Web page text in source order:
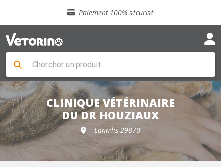
Paiement 100% sécurisé
Livraison gratuite en clinique vétérinaire
Sélection de croquettes vétérinaire
Livraison gratuite en clinique vétérinaire
Retour gratuit en clinique
Sélection de croquettes vétérinaire
CLINIQUE VÉTÉRINAIRE
DU DR HOUZIAUX
Lannilis 29870